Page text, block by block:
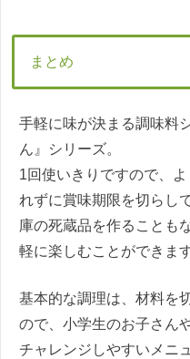
まとめ
手軽に味が決まる調味料
ん』シリーズ。
1回使いきりですので、
れずに賞味期限を切らし
庫の死蔵品を作ることも
軽に楽しむことができます
基本的な調理は、材料を
ので、小学生のお子さん
チャレンジしやすいメニ